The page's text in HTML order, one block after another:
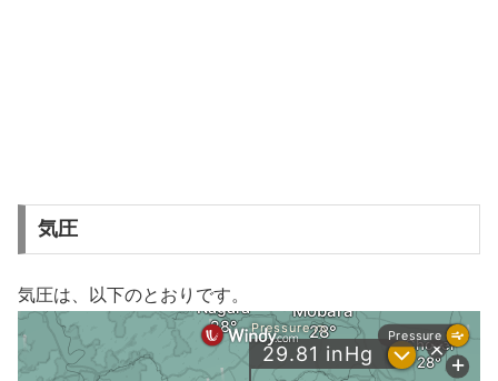
気圧
気圧は、以下のとおりです。